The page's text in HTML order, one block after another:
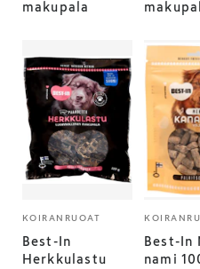
makupala
KOIRANRUOAT
Best-In
Herkkulastu
Best-In
nami